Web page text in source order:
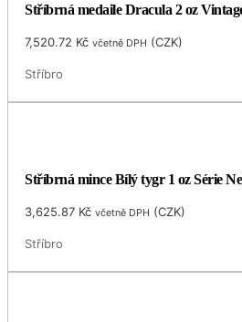
Stříbrná medaile Dracula 2 oz
7,520.72 Kč včetně DPH (CZK)
Stříbro
Stříbrná mince Bílý tygr 1 oz Série
3,625.87 Kč včetně DPH (CZK)
Stříbro